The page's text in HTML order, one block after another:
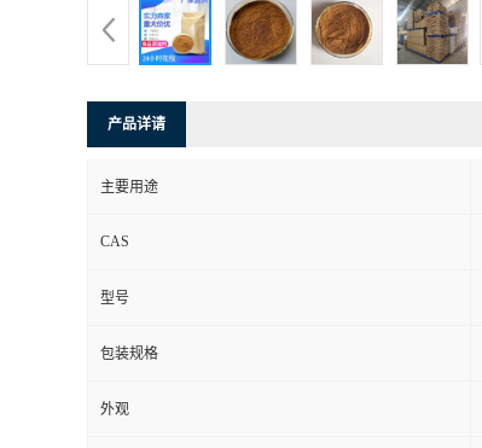
产品详请
主要用途
CAS
型号
包装规格
外观